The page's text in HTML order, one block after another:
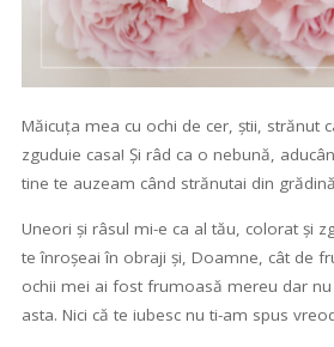
Măicuța mea cu ochi de cer, știi, strănut
zguduie casa! Și râd ca o nebună,
tine te auzeam când strănutai din
Uneori și râsul mi-e ca al tău, colorat și
te înroșeai în obraji și, Doamne, cât de
ochii mei ai fost frumoasă mereu dar
asta. Nici că te iubesc nu ti-am spus